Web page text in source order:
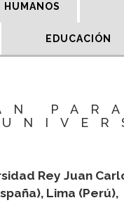
HUMANOS
EDUCACIÓN
Rey Juan
Lima